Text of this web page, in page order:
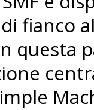
fianco
questa